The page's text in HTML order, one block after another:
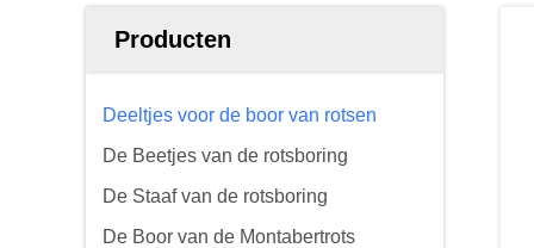
Producten
Deeltjes voor de boor van rotsen
De Beetjes van de rotsboring
De Staaf van de rotsboring
De Boor van de Montabertrots